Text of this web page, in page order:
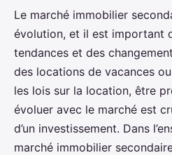
Le marché immobilier
évolution, et il est important
tendances et des
des locations de vacances
les lois sur la location, être
évoluer avec le marché est
d’un investissement. Dans
marché immobilier